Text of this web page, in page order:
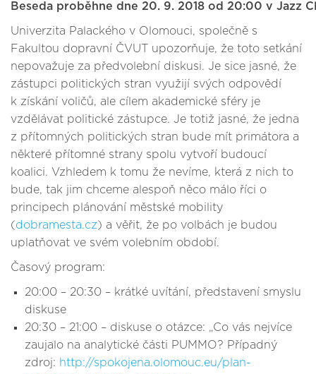
Beseda proběhne dne 20. 9. 2018 od 20:00 v Jazz
Univerzita Palackého v Olomouci, společně s
Fakultou dopravní ČVUT upozorňuje, že toto setkání
nepovažuje za předvolební diskusi. Je sice jasné, že
zástupci politických stran využijí svých odpovědí
k získání voličů, ale cílem akademické sféry je
vzdělávat politické zástupce. Je totiž jasné, že jedna
z přítomných politických stran bude mít primátora a
některé přítomné strany spolu vytvoří budoucí
koalici. Vzhledem k tomu že nevíme, která z nich to
bude, tak jim chceme alespoň něco málo říci o
principech plánování městské mobility
(dobramesta.cz) a věřit, že po volbách je budou
uplatňovat ve svém volebním období.
Časový program:
20:00 – 20:30 – krátké uvítání, představení smyslu
diskuse
20:30 – 21:00 – diskuse o otázce: „Co vás nejvíce
zaujalo na analytické části PUMMO? Případný
zdroj: http://spokojena.olomouc.eu/plan-